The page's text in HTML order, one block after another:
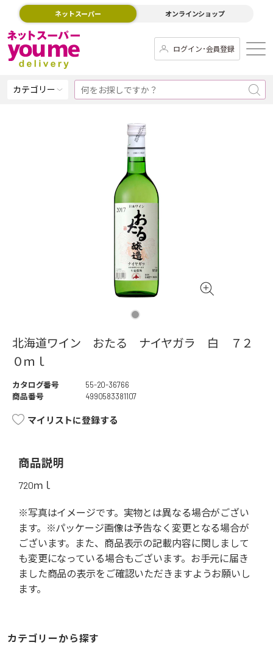
ネットスーパー オンラインショップ
ログイン･会員登録
カテゴリー
北海道ワイン おたる ナイヤガラ 白 ７２
０ｍｌ
カタログ番号
55-20-36766
商品番号
4990583381107
マイリストに登録する
商品説明
720ｍｌ
※写真はイメージです。実物とは異なる場合がござい
ます。※パッケージ画像は予告なく変更となる場合が
ございます。また、商品表示の記載内容に関しまして
も変更になっている場合もございます。お手元に届き
ました商品の表示をご確認いただきますようお願いし
ます。
カテゴリーから探す